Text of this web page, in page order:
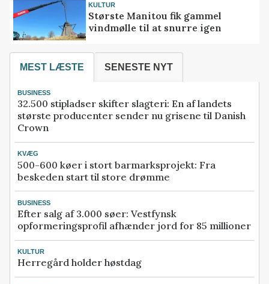
KULTUR
Største Manitou fik gammel
vindmølle til at snurre igen
MEST LÆSTE SENESTE NYT
BUSINESS
32.500 stipladser skifter slagteri: En af landets
største producenter sender nu grisene til Danish
Crown
KVÆG
500-600 køer i stort barmarksprojekt: Fra
beskeden start til store drømme
BUSINESS
Efter salg af 3.000 søer: Vestfynsk
opformeringsprofil afhænder jord for 85 millioner
KULTUR
Herregård holder høstdag